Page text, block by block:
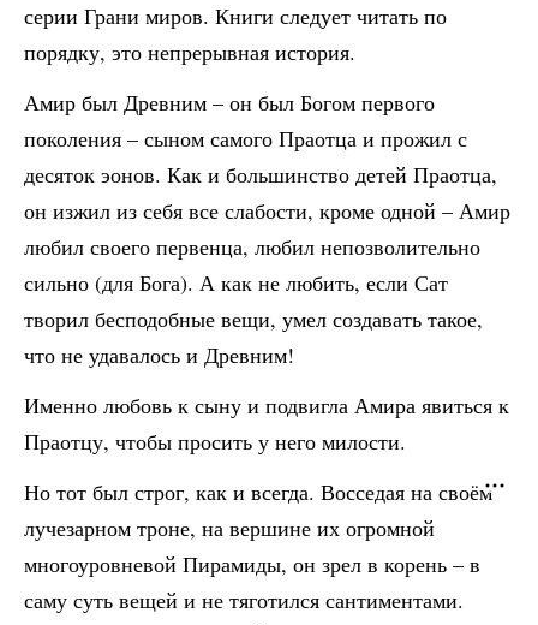
серии Грани миров. Книги следует читать по
порядку, это непрерывная история.
Амир был Древним – он был Богом первого
поколения – сыном самого Праотца и прожил с
десяток эонов. Как и большинство детей Праотца,
он изжил из себя все слабости, кроме одной – Амир
любил своего первенца, любил непозволительно
сильно (для Бога). А как не любить, если Сат
творил бесподобные вещи, умел создавать такое,
что не удавалось и Древним!
Именно любовь к сыну и подвигла Амира явиться к
Праотцу, чтобы просить у него милости.
Но тот был строг, как и всегда. Восседая на своём
лучезарном троне, на вершине их огромной
многоуровневой Пирамиды, он зрел в корень – в
саму суть вещей и не тяготился сантиментами.